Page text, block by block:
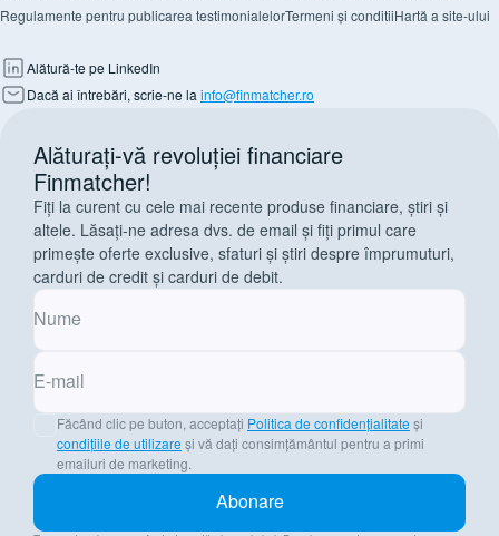
Regulamente pentru publicarea testimonialelorTermeni și conditiiHartă a site-ului
Alătură-te pe LinkedIn
Dacă ai întrebări, scrie-ne la info@finmatcher.ro
Alăturați-vă revoluției financiare
Finmatcher!
Fiți la curent cu cele mai recente produse financiare, știri și
altele. Lăsați-ne adresa dvs. de email și fiți primul care
primește oferte exclusive, sfaturi și știri despre împrumuturi,
carduri de credit și carduri de debit.
Nume
E-mail
Făcând clic pe buton, acceptați Politica de confidențialitate și
condițiile de utilizare și vă dați consimțământul pentru a primi
emailuri de marketing.
Abonare